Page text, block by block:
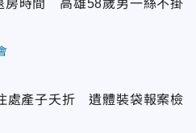
房時間 高雄58歲男一絲不掛
處產子夭折 遺體裝袋報案檢